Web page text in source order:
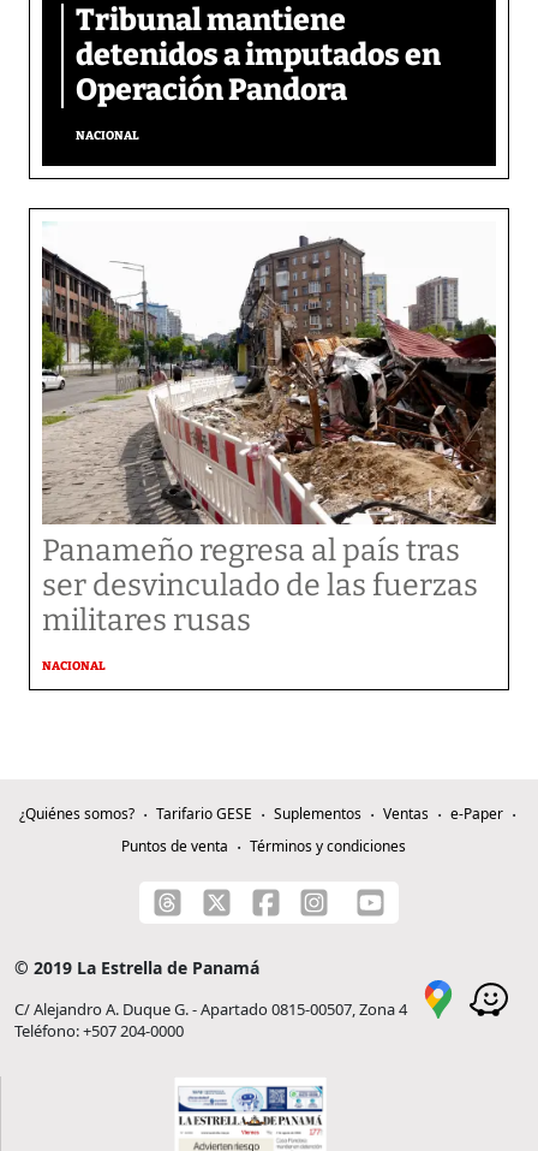
Tribunal mantiene
detenidos a imputados en
Operación Pandora
NACIONAL
Panameño regresa al país tras
ser desvinculado de las fuerzas
militares rusas
NACIONAL
¿Quiénes somos? Tarifario GESE Suplementos Ventas
e-Paper
Puntos de venta
Términos y condiciones
© 2019 La Estrella de Panamá
C/ Alejandro A. Duque G. - Apartado 0815-00507, Zona 4
Teléfono: +507 204-0000